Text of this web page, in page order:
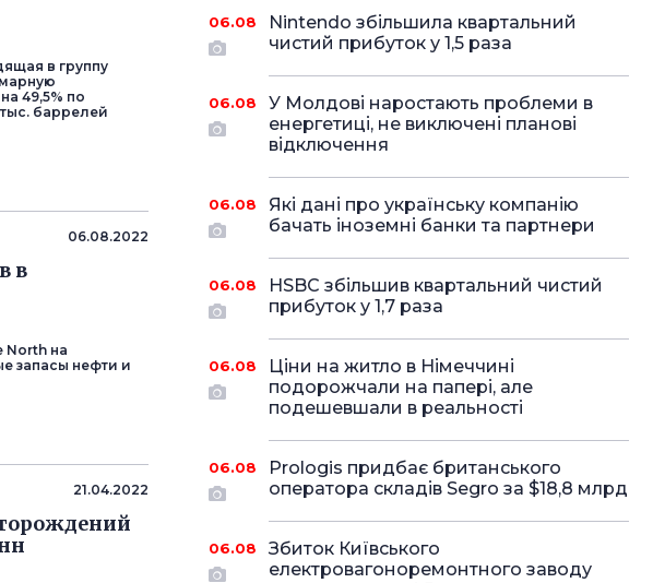
в группу
49,5% по
баррелей
06.08.2022
в
North на
запасы нефти и
21.04.2022
06.08
Nintendo збільшила квартальний
чистий прибуток у 1,5 раза
06.08
У Молдові наростають проблеми в
енергетиці, не виключені планові
відключення
06.08
Які дані про українську компанію
бачать іноземні банки та партнери
06.08
HSBC збільшив квартальний чистий
прибуток у 1,7 раза
06.08
Ціни на житло в Німеччині
подорожчали на папері, але
подешевшали в реальності
06.08
Prologis придбає британського
оператора складів Segro за $18,8 млрд
06.08
Збиток Київського
електровагоноремонтного заводу